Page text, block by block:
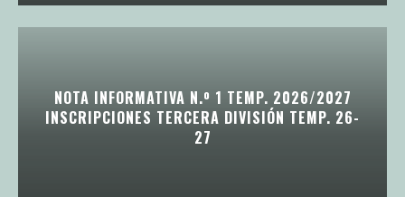
NOTA INFORMATIVA N.º 1 TEMP. 2026/2027
INSCRIPCIONES TERCERA DIVISIÓN TEMP. 26-
27